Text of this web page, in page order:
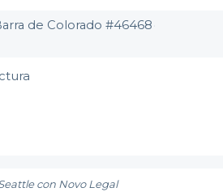
de Colorado #46468
con Novo Legal